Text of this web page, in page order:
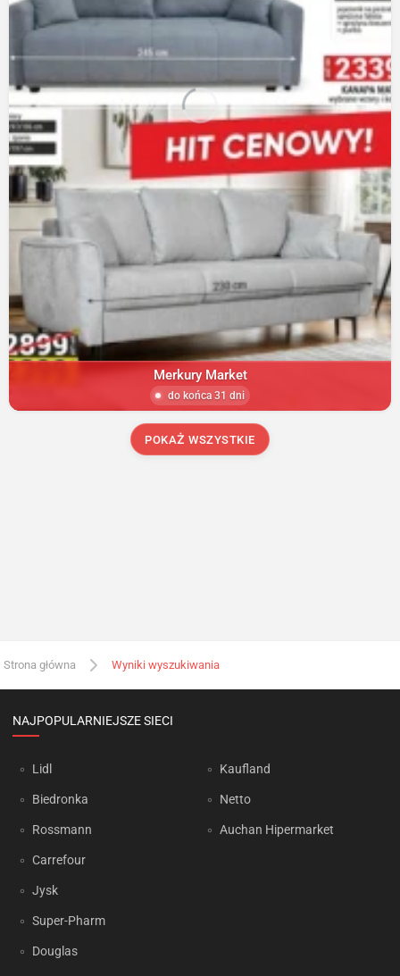
Merkury Market
do końca 31 dni
POKAŻ WSZYSTKIE
Strona główna Wyniki wyszukiwania
NAJPOPULARNIEJSZE SIECI
Lidl
Biedronka
Rossmann
Carrefour
Jysk
Super-Pharm
Douglas
Kaufland
Netto
Auchan Hipermarket